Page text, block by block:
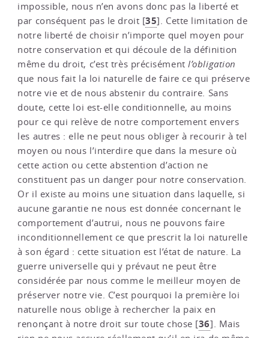
impossible, nous n’en avons donc pas la liberté et
par conséquent pas le droit [35]. Cette limitation de
notre liberté de choisir n’importe quel moyen pour
notre conservation et qui découle de la définition
même du droit, c’est très précisémentl’obligation
que nous fait la loi naturelle de faire ce qui préserve
notre vie et de nous abstenir du contraire. Sans
doute, cette loi est-elle conditionnelle, au moins
pour ce qui relève de notre comportement envers
les autres : elle ne peut nous obliger à recourir à tel
moyen ou nous l’interdire que dans la mesure où
cette action ou cette abstention d’action ne
constituent pas un danger pour notre conservation.
Or il existe au moins une situation dans laquelle, si
aucune garantie ne nous est donnée concernant le
comportement d’autrui, nous ne pouvons faire
inconditionnellement ce que prescrit la loi naturelle
à son égard : cette situation est l’état de nature. La
guerre universelle qui y prévaut ne peut être
considérée par nous comme le meilleur moyen de
préserver notre vie. C’est pourquoi la première loi
naturelle nous oblige à rechercher la paix en
renonçant à notre droit sur toute chose [36]. Mais